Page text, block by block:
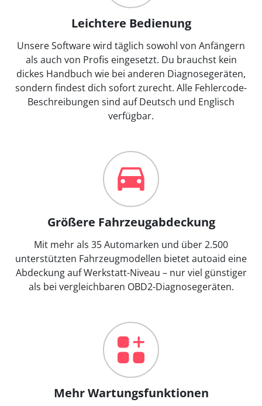
Leichtere Bedienung
Unsere Software wird täglich sowohl von Anfängern
als auch von Profis eingesetzt. Du brauchst kein
dickes Handbuch wie bei anderen Diagnosegeräten,
sondern findest dich sofort zurecht. Alle Fehlercode-
Beschreibungen sind auf Deutsch und Englisch
verfügbar.
Größere Fahrzeugabdeckung
Mit mehr als 35 Automarken und über 2.500
unterstützten Fahrzeugmodellen bietet autoaid eine
Abdeckung auf Werkstatt-Niveau – nur viel günstiger
als bei vergleichbaren OBD2-Diagnosegeräten.
Mehr Wartungsfunktionen